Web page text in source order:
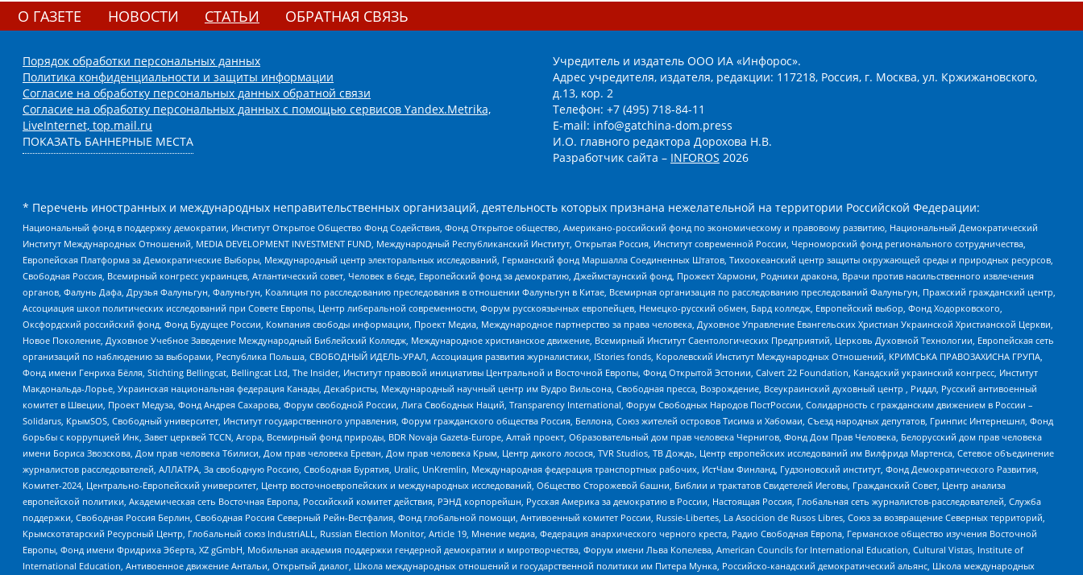
О ГАЗЕТЕ НОВОСТИ СТАТЬИ ОБРАТНАЯ СВЯЗЬ
Порядок обработки персональных данных
Политика конфиденциальности и защиты информации
Согласие на обработку персональных данных обратной связи
Согласие на обработку персональных данных с помощью сервисов Yandex.Metrika,
LiveInternet, top.mail.ru
ПОКАЗАТЬ БАННЕРНЫЕ МЕСТА
Учредитель и издатель ООО ИА «Инфорос».
Адрес учредителя, издателя, редакции: 117218, Россия, г. Москва, ул. Кржижановского,
д.13, кор. 2
Телефон: +7 (495) 718-84-11
E-mail: info@gatchina-dom.press
И.О. главного редактора Дорохова Н.В.
Разработчик сайта – INFOROS 2026
* Перечень иностранных и международных неправительственных организаций, деятельность которых признана нежелательной на территории Российской Федерации:
Национальный фонд в поддержку демократии, Институт Открытое Общество Фонд Содействия, Фонд Открытое общество, Американо-российский фонд по экономическому и правовому развитию, Национальный Демократический
Институт Международных Отношений, MEDIA DEVELOPMENT INVESTMENT FUND, Международный Республиканский Институт, Открытая Россия, Институт современной России, Черноморский фонд регионального сотрудничества,
Европейская Платформа за Демократические Выборы, Международный центр электоральных исследований, Германский фонд Маршалла Соединенных Штатов, Тихоокеанский центр защиты окружающей среды и природных ресурсов,
Свободная Россия, Всемирный конгресс украинцев, Атлантический совет, Человек в беде, Европейский фонд за демократию, Джеймстаунский фонд, Прожект Хармони, Родники дракона, Врачи против насильственного извлечения
органов, Фалунь Дафа, Друзья Фалуньгун, Фалуньгун, Коалиция по расследованию преследования в отношении Фалуньгун в Китае, Всемирная организация по расследованию преследований Фалуньгун, Пражский гражданский центр,
Ассоциация школ политических исследований при Совете Европы, Центр либеральной современности, Форум русскоязычных европейцев, Немецко-русский обмен, Бард колледж, Европейский выбор, Фонд Ходорковского,
Оксфордский российский фонд, Фонд Будущее России, Компания свободы информации, Проект Медиа, Международное партнерство за права человека, Духовное Управление Евангельских Христиан Украинской Христианской Церкви,
Новое Поколение, Духовное Учебное Заведение Международный Библейский Колледж, Международное христианское движение, Всемирный Институт Саентологических Предприятий, Церковь Духовной Технологии, Европейская сеть
организаций по наблюдению за выборами, Республика Польша, СВОБОДНЫЙ ИДЕЛЬ-УРАЛ, Ассоциация развития журналистики, IStories fonds, Королевский Институт Международных Отношений, КРИМСЬКА ПРАВОЗАХИСНА ГРУПА,
Фонд имени Генриха Бёлля, Stichting Bellingcat, Bellingcat Ltd, The Insider, Институт правовой инициативы Центральной и Восточной Европы, Фонд Открытой Эстонии, Calvert 22 Foundation, Канадский украинский конгресс, Институт
Макдональда-Лорье, Украинская национальная федерация Канады, Декабристы, Международный научный центр им Вудро Вильсона, Свободная пресса, Возрождение, Всеукраинский духовный центр , Риддл, Русский антивоенный
комитет в Швеции, Проект Медуза, Фонд Андрея Сахарова, Форум свободной России, Лига Свободных Наций, Transparеncy International, Форум Свободных Народов ПостРоссии, Солидарность с гражданским движением в России –
Solidarus, КрымSOS, Свободный университет, Институт государственного управления, Форум гражданского общества Россия, Беллона, Союз жителей островов Тисима и Хабомаи, Съезд народных депутатов, Гринпис Интернешнл, Фонд
борьбы с коррупцией Инк, Завет церквей TCCN, Агора, Всемирный фонд природы, BDR Novaja Gazeta-Europe, Алтай проект, Образовательный дом прав человека Чернигов, Фонд Дом Прав Человека, Белорусский дом прав человека
имени Бориса Звозскова, Дом прав человека Тбилиси, Дом прав человека Ереван, Дом прав человека Крым, Центр дикого лосося, TVR Studios, ТВ Дождь, Центр европейских исследований им Вилфрида Мартенса, Сетевое объединение
журналистов расследователей, АЛЛАТРА, За свободную Россию, Свободная Бурятия, Uralic, UnKremlin, Международная федерация транспортных рабочих, ИстЧам Финланд, Гудзоновский институт, Фонд Демократического Развития,
Комитет-2024, Центрально-Европейский университет, Центр восточноевропейских и международных исследований, Общество Сторожевой башни, Библии и трактатов Свидетелей Иеговы, Гражданский Совет, Центр анализа
европейской политики, Академическая сеть Восточная Европа, Российский комитет действия, РЭНД корпорейшн, Русская Америка за демократию в России, Настоящая Россия, Глобальная сеть журналистов-расследователей, Служба
поддержки, Свободная Россия Берлин, Свободная Россия Северный Рейн-Вестфалия, Фонд глобальной помощи, Антивоенный комитет России, Russie-Libertes, La Asocicion de Rusos Libres, Союз за возвращение Северных территорий,
Крымскотатарский Ресурсный Центр, Глобальный союз IndustriALL, Russian Election Monitor, Article 19, Мнение медиа, Федерация анархического черного креста, Радио Свободная Европа, Германское общество изучения Восточной
Европы, Фонд имени Фридриха Эберта, XZ gGmbH, Мобильная академия поддержки гендерной демократии и миротворчества, Форум имени Льва Копелева, American Councils for International Education, Cultural Vistas, Institute of
International Education, Антивоенное движение Антальи, Открытый диалог, Школа международных отношений и государственной политики им Питера Мунка, Российско-канадский демократический альянс, Школа международных